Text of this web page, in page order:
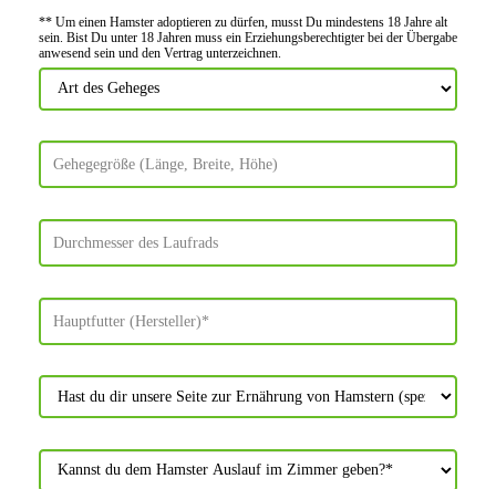
** Um einen Hamster adoptieren zu dürfen, musst Du mindes­tens 18 Jahre alt
sein. Bist Du unter 18 Jahren muss ein Erziehungs­berechtigter bei der Über­gabe
anwes­end sein und den Vertrag unter­zeichnen.